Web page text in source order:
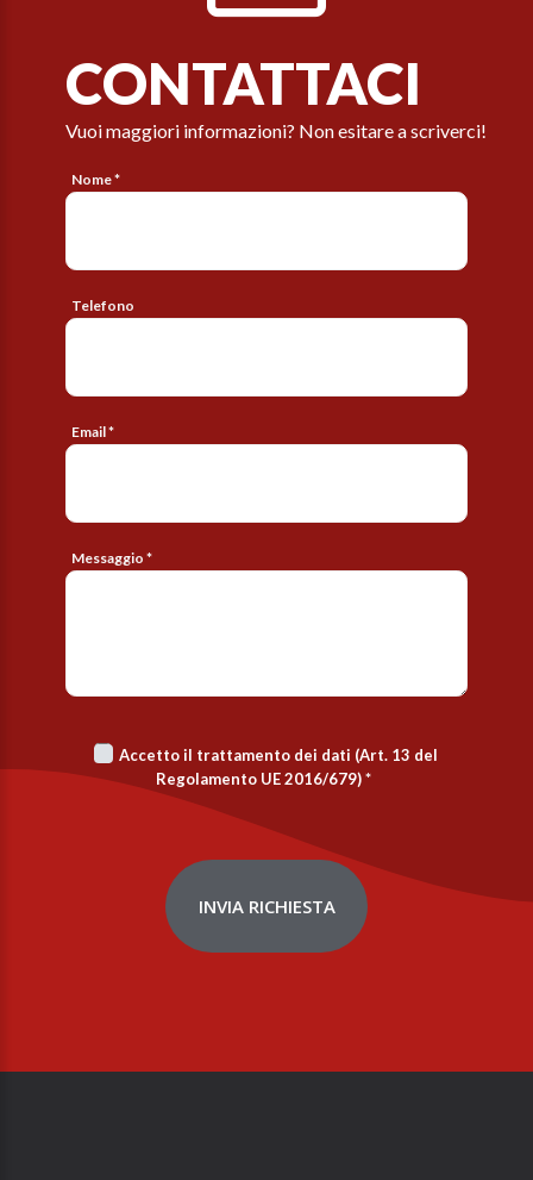
CONTATTACI
Vuoi maggiori informazioni? Non esitare a scriverci!
Nome *
Telefono
Email *
Messaggio *
Accetto il trattamento dei dati (Art. 13 del
Regolamento UE 2016/679)*
INVIA RICHIESTA